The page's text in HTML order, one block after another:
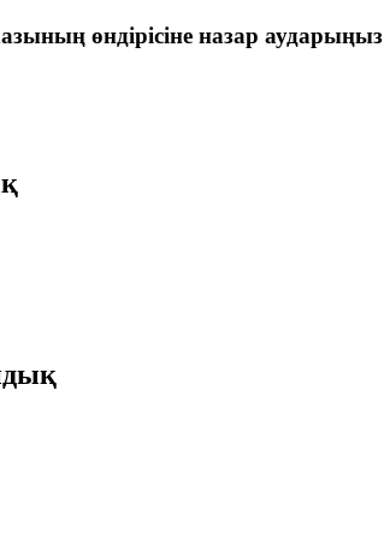
өндірісіне назар аударыңыз